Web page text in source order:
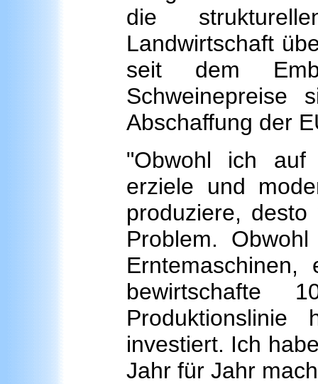
die
Landwirtschaft
seit dem
Schweinepreise
Abschaffung der
"Obwohl ich
erziele und
produziere,
Problem.
bewirtschafte
investiert. Ich
Jahr für Jahr